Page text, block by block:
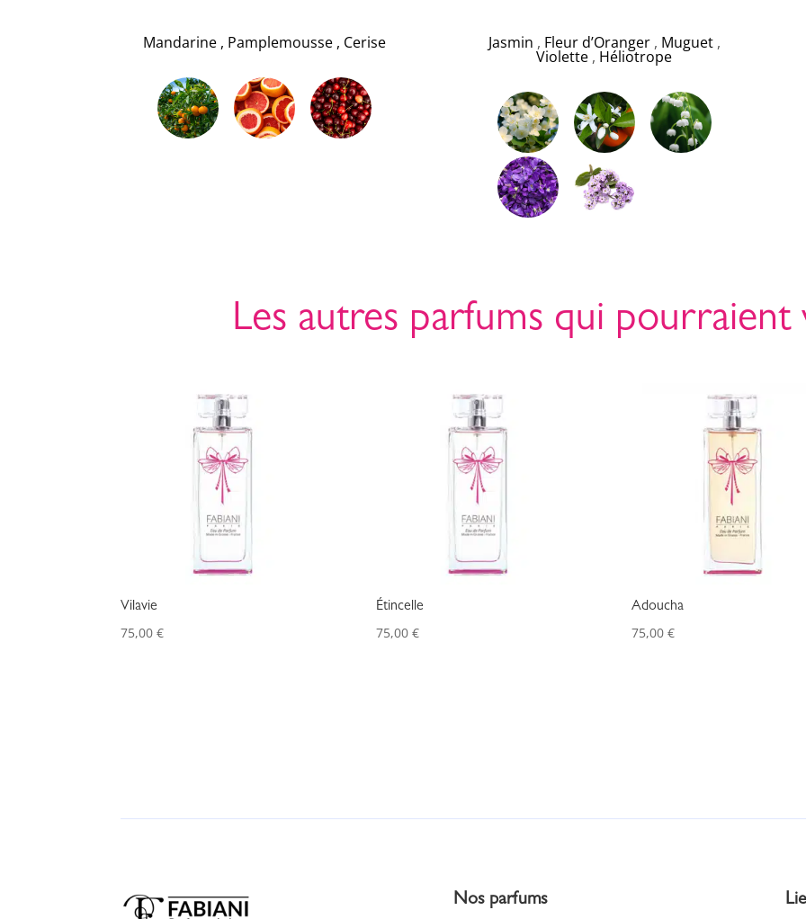
Mandarine , Pamplemousse , Cerise Jasmin , Fleur d’Oranger , Muguet ,
Violette , Héliotrope
Les autres parfums qui pourraient
Vilavie
75,00€
Étincelle
75,00 €
Adoucha
75,00 €
Nos parfums